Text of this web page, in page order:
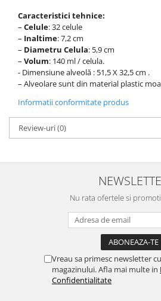
Compresoare
Accesorii si consumabile scule
pneumatice
Cricuri pneumatice
Prese Hidraulice
Echipamente electrice
Role Prelungitoare
Unelte de mana
Scule pneumatice
Podele hidraulice & Presa de banc
& Truse reparatii caroserie
Cabluri si incarcatoare acumulator
Echipamente de ridicat
Caracteristici tehnice:
– Celule: 32 celule
– Inaltime: 7,2 cm
– Diametru Celula: 5,9 cm
– Volum: 140 ml / celula.
- Dimensiune alveolă : 51,5 X 32,5 cm .
– Alveolare sunt din material plastic
Informatii conformitate produs
Review-uri(0)
Nu rata ofertele si
Vreau sa primesc newsletter
magazinului. Afla mai multe in
Confidentialitate